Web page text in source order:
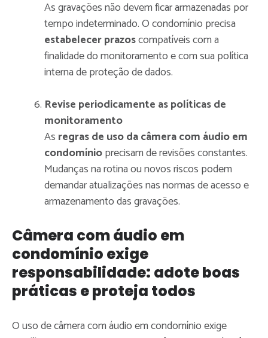
As gravações não devem ficar armazenadas por
tempo indeterminado. O condomínio precisa
estabelecer prazoscompatíveis com a
finalidade do monitoramento e com sua política
interna de proteção de dados.
Revise periodicamente as políticas de
monitoramento
As regras de uso da câmera com áudio em
condomínioprecisam de revisões constantes.
Mudanças na rotina ou novos riscos podem
demandar atualizações nas normas de acesso e
armazenamento das gravações.
Câmera com áudio em
condomínio exige
responsabilidade: adote boas
práticas e proteja todos
O uso de câmera com áudio em condomínio exige